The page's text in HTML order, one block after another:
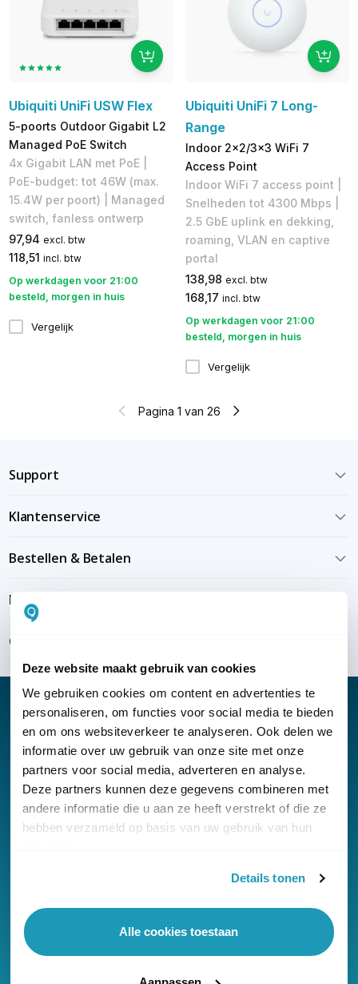
Deze website maakt gebruik van cookies
We gebruiken cookies om content en advertenties te
personaliseren, om functies voor social media te bieden
en om ons websiteverkeer te analyseren. Ook delen we
informatie over uw gebruik van onze site met onze
partners voor social media, adverteren en analyse.
Deze partners kunnen deze gegevens combineren met
andere informatie die u aan ze heeft verstrekt of die ze
hebben verzameld op basis van uw gebruik van hun
Details tonen
Alle cookies toestaan
Ubiquiti UniFi USW Flex
5-poorts Outdoor Gigabit L2
Managed PoE Switch
4x Gigabit LAN met PoE |
PoE-budget: tot 46W (max.
15.4W per poort) | ​Managed
switch, fanless ontwerp
97,94 excl. btw
118,51 incl. btw
Op werkdagen voor 21:00
besteld, morgen in huis
Vergelijk
Ubiquiti UniFi 7 Long-
Range
Indoor 2x2/3x3 WiFi 7
Access Point
Indoor WiFi 7 access point |
Snelheden tot 4300 Mbps |
2.5 GbE uplink en dekking,
roaming, VLAN en captive
portal
138,98 excl. btw
168,17 incl. btw
Op werkdagen voor 21:00
besteld, morgen in huis
Vergelijk
Pagina 1 van 26
Support
Klantenservice
Bestellen & Betalen
Bezorgen & installeren
Over KommaGo
© Copyright KommaGo
Algemene voorwaarden
Nieuwsbrief
Klantenservice